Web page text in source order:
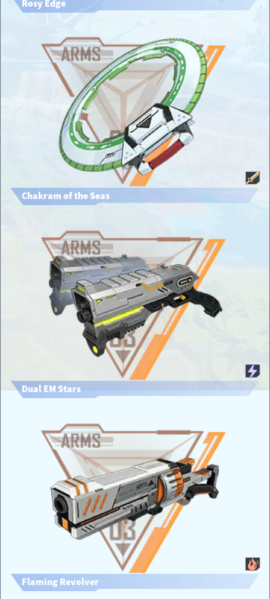
Rosy Edge
Chakram of the Seas
Dual EM Stars
Flaming Revolver